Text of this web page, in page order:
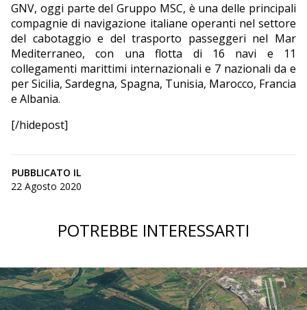
GNV, oggi parte del Gruppo MSC, è una delle principali
compagnie di navigazione italiane operanti nel settore
del cabotaggio e del trasporto passeggeri nel Mar
Mediterraneo, con una flotta di 16 navi e 11
collegamenti marittimi internazionali e 7 nazionali da e
per Sicilia, Sardegna, Spagna, Tunisia, Marocco, Francia
e Albania.
[/hidepost]
PUBBLICATO IL
22 Agosto 2020
POTREBBE INTERESSARTI